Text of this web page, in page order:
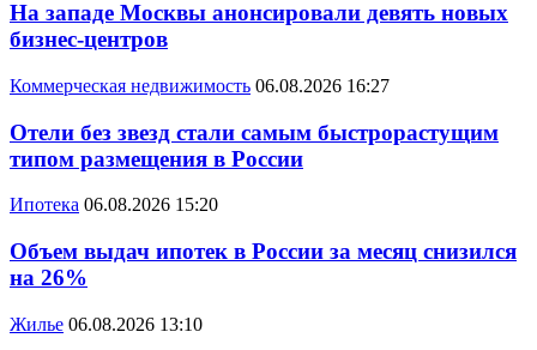
На западе Москвы анонсировали девять новых
бизнес-центров
Коммерческая недвижимость 06.08.2026 16:27
Отели без звезд стали самым быстрорастущим
типом размещения в России
Ипотека 06.08.2026 15:20
Объем выдач ипотек в России за месяц снизился
на 26%
Жилье 06.08.2026 13:10